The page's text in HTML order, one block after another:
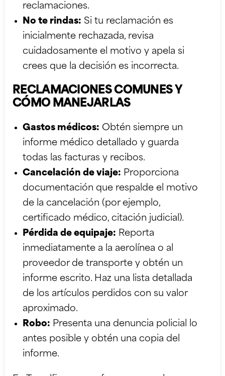
reclamaciones.
No te rindas: Si tu reclamación es
inicialmente rechazada, revisa
cuidadosamente el motivo y apela si
crees que la decisión es incorrecta.
RECLAMACIONES COMUNES Y
CÓMO MANEJARLAS
Gastos médicos: Obtén siempre un
informe médico detallado y guarda
todas las facturas y recibos.
Cancelación de viaje: Proporciona
documentación que respalde el motivo
de la cancelación (por ejemplo,
certificado médico, citación judicial).
Pérdida de equipaje: Reporta
inmediatamente a la aerolínea o al
proveedor de transporte y obtén un
informe escrito. Haz una lista detallada
de los artículos perdidos con su valor
aproximado.
Robo: Presenta una denuncia policial lo
antes posible y obtén una copia del
informe.